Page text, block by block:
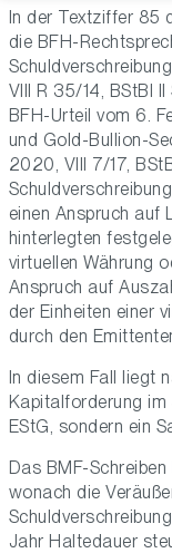
In der Textziffer 85
die BFH-
VIII R 35/14, BStBl
BFH-Urteil vom 6.
und Gold-Bullion-
2020, VIII 7/17,
einen Anspruch auf
hinterlegten
virtuellen Währung
Anspruch auf
der Einheiten einer
durch den
In diesem Fall liegt
Kapitalforderung im
EStG, sondern ein
Das BMF-
wonach die
Jahr Haltedauer